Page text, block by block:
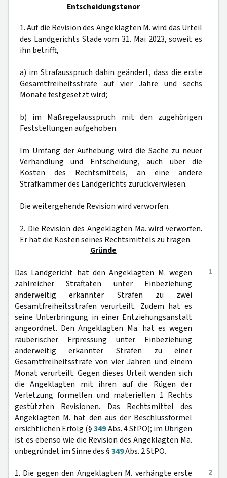
Entscheidungstenor
1. Auf die Revision des Angeklagten M. wird das Urteil
des Landgerichts Stade vom 31. Mai 2023, soweit es
ihn betrifft,
a) im Strafausspruch dahin geändert, dass die erste
Gesamtfreiheitsstrafe auf vier Jahre und sechs
Monate festgesetzt wird;
b) im Maßregelausspruch mit den zugehörigen
Feststellungen aufgehoben.
Im Umfang der Aufhebung wird die Sache zu neuer
Verhandlung und Entscheidung, auch über die
Kosten des Rechtsmittels, an eine andere
Strafkammer des Landgerichts zurückverwiesen.
Die weitergehende Revision wird verworfen.
2. Die Revision des Angeklagten Ma. wird verworfen.
Er hat die Kosten seines Rechtsmittels zu tragen.
Gründe
1
Das Landgericht hat den Angeklagten M. wegen
zahlreicher Straftaten unter Einbeziehung
anderweitig erkannter Strafen zu zwei
Gesamtfreiheitsstrafen verurteilt. Zudem hat es
seine Unterbringung in einer Entziehungsanstalt
angeordnet. Den Angeklagten Ma. hat es wegen
räuberischer Erpressung unter Einbeziehung
anderweitig erkannter Strafen zu einer
Gesamtfreiheitsstrafe von vier Jahren und einem
Monat verurteilt. Gegen dieses Urteil wenden sich
die Angeklagten mit ihren auf die Rügen der
Verletzung formellen und materiellen 1 Rechts
gestützten Revisionen. Das Rechtsmittel des
Angeklagten M. hat den aus der Beschlussformel
ersichtlichen Erfolg (§349Abs. 4 StPO); im Übrigen
ist es ebenso wie die Revision des Angeklagten Ma.
unbegründet im Sinne des §349Abs. 2 StPO.
2
1. Die gegen den Angeklagten M. verhängte erste